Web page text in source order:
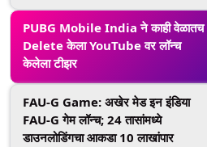
PUBG Mobile India ने काही वेळातच
Delete केला YouTube वर लॉन्च
केलेला टीझर
FAU-G Game: अखेर मेड इन इंडिया
FAU-G गेम लॉन्च; 24 तासांमध्ये
डाउनलोडिंगचा आकडा 10 लाखांपार